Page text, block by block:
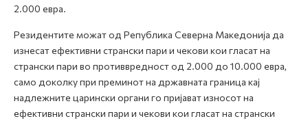
2.000 евра.
Резидентите можат од Република Северна Македонија да
изнесат ефективни странски пари и чекови кои гласат на
странски пари во противвредност од 2.000 до 10.000 евра,
само доколку при преминот на државната граница кај
надлежните царински органи го пријават износот на
ефективни странски пари и чекови кои гласат на странски